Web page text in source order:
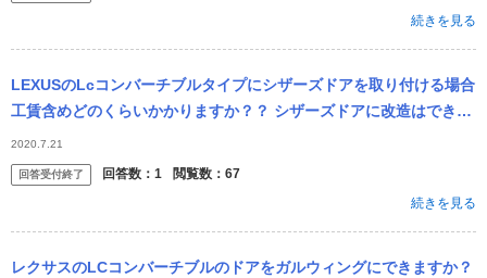
続きを見る
LEXUSのLcコンバーチブルタイプにシザーズドアを取り付ける場合
工賃含めどのくらいかかりますか？？ シザーズドアに改造はできる
のでしょうか？
2020.7.21
回答受付終了 回答数： 1 閲覧数： 67
続きを見る
レクサスのLCコンバーチブルのドアをガルウィングにできますか？